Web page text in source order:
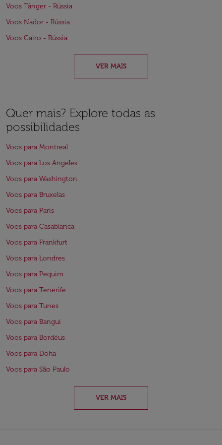
Voos Tânger - Rússia
Voos Nador - Rússia
Voos Cairo - Rússia
VER MAIS
Quer mais? Explore todas as
possibilidades
Voos para Montreal
Voos para Los Angeles
Voos para Washington
Voos para Bruxelas
Voos para Paris
Voos para Casablanca
Voos para Frankfurt
Voos para Londres
Voos para Pequim
Voos para Tenerife
Voos para Tunes
Voos para Bangui
Voos para Bordéus
Voos para Doha
Voos para São Paulo
VER MAIS